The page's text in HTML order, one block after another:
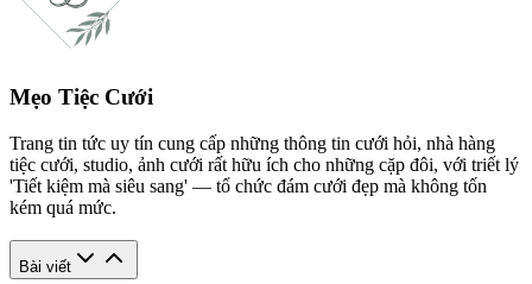
Mẹo Tiệc Cưới
Trang tin tức uy tín cung cấp những thông tin cưới hỏi, nhà hàng
tiệc cưới, studio, ảnh cưới rất hữu ích cho những cặp đôi, với triết lý
'Tiết kiệm mà siêu sang' — tổ chức đám cưới đẹp mà không tốn
kém quá mức.
Bài viết